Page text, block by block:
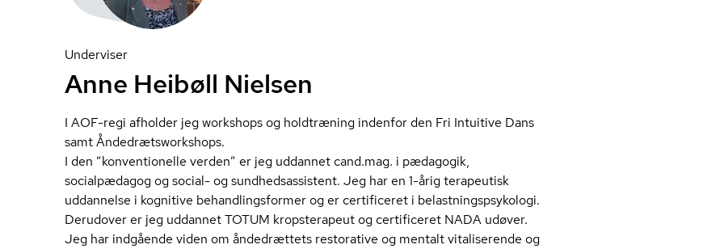
Underviser
Anne Heibøll Nielsen
I AOF-regi afholder jeg workshops og holdtræning indenfor den Fri Intuitive Dans
samt Ån­de­drætswor­ks­hops.
I den ”konventionelle verden” er jeg uddannet cand.mag. i pædagogik,
socialpædagog og social- og sund­heds­as­si­stent. Jeg har en 1-årig terapeutisk
uddannelse i kognitive be­hand­lings­for­mer og er certificeret i be­last­nings­psy­ko­lo­gi.
Derudover er jeg uddannet TOTUM kropsterapeut og certificeret NADA udøver.
Jeg har indgående viden om åndedrættets restorative og mentalt vitaliserende og